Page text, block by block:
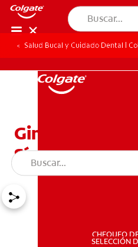
CHEQUEO
SELECCIÓN
Salud Bucal y Cuidado Dental |
Gingivitis:
Síntomas